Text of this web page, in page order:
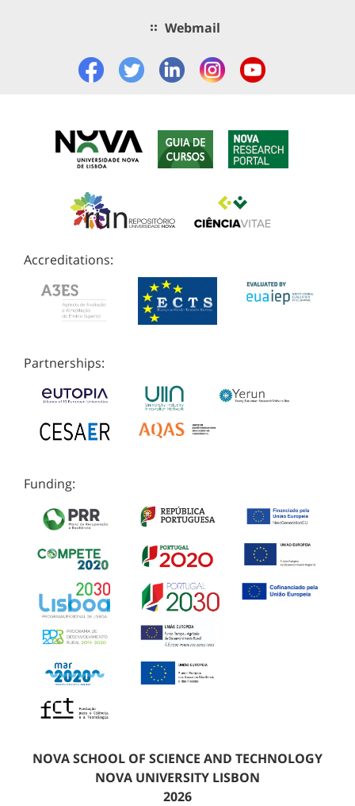
Webmail
Accreditations:
Partnerships:
Funding:
NOVA SCHOOL OF SCIENCE AND TECHNOLOGY
NOVA UNIVERSITY LISBON
2026